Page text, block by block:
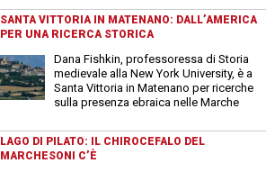
SANTA VITTORIA IN MATENANO: DALL’AMERICA
PER UNA RICERCA STORICA
Dana Fishkin, professoressa di Storia
medievale alla New York University, è a
Santa Vittoria in Matenano per ricerche
sulla presenza ebraica nelle Marche
LAGO DI PILATO: IL CHIROCEFALO DEL
MARCHESONI C’È